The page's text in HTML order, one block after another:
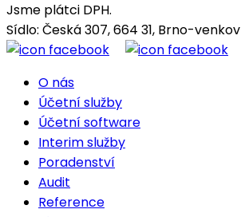
Jsme plátci DPH.
Sídlo: Česká 307, 664 31, Brno-venkov
O nás
Účetní služby
Účetní software
Interim služby
Poradenství
Audit
Reference